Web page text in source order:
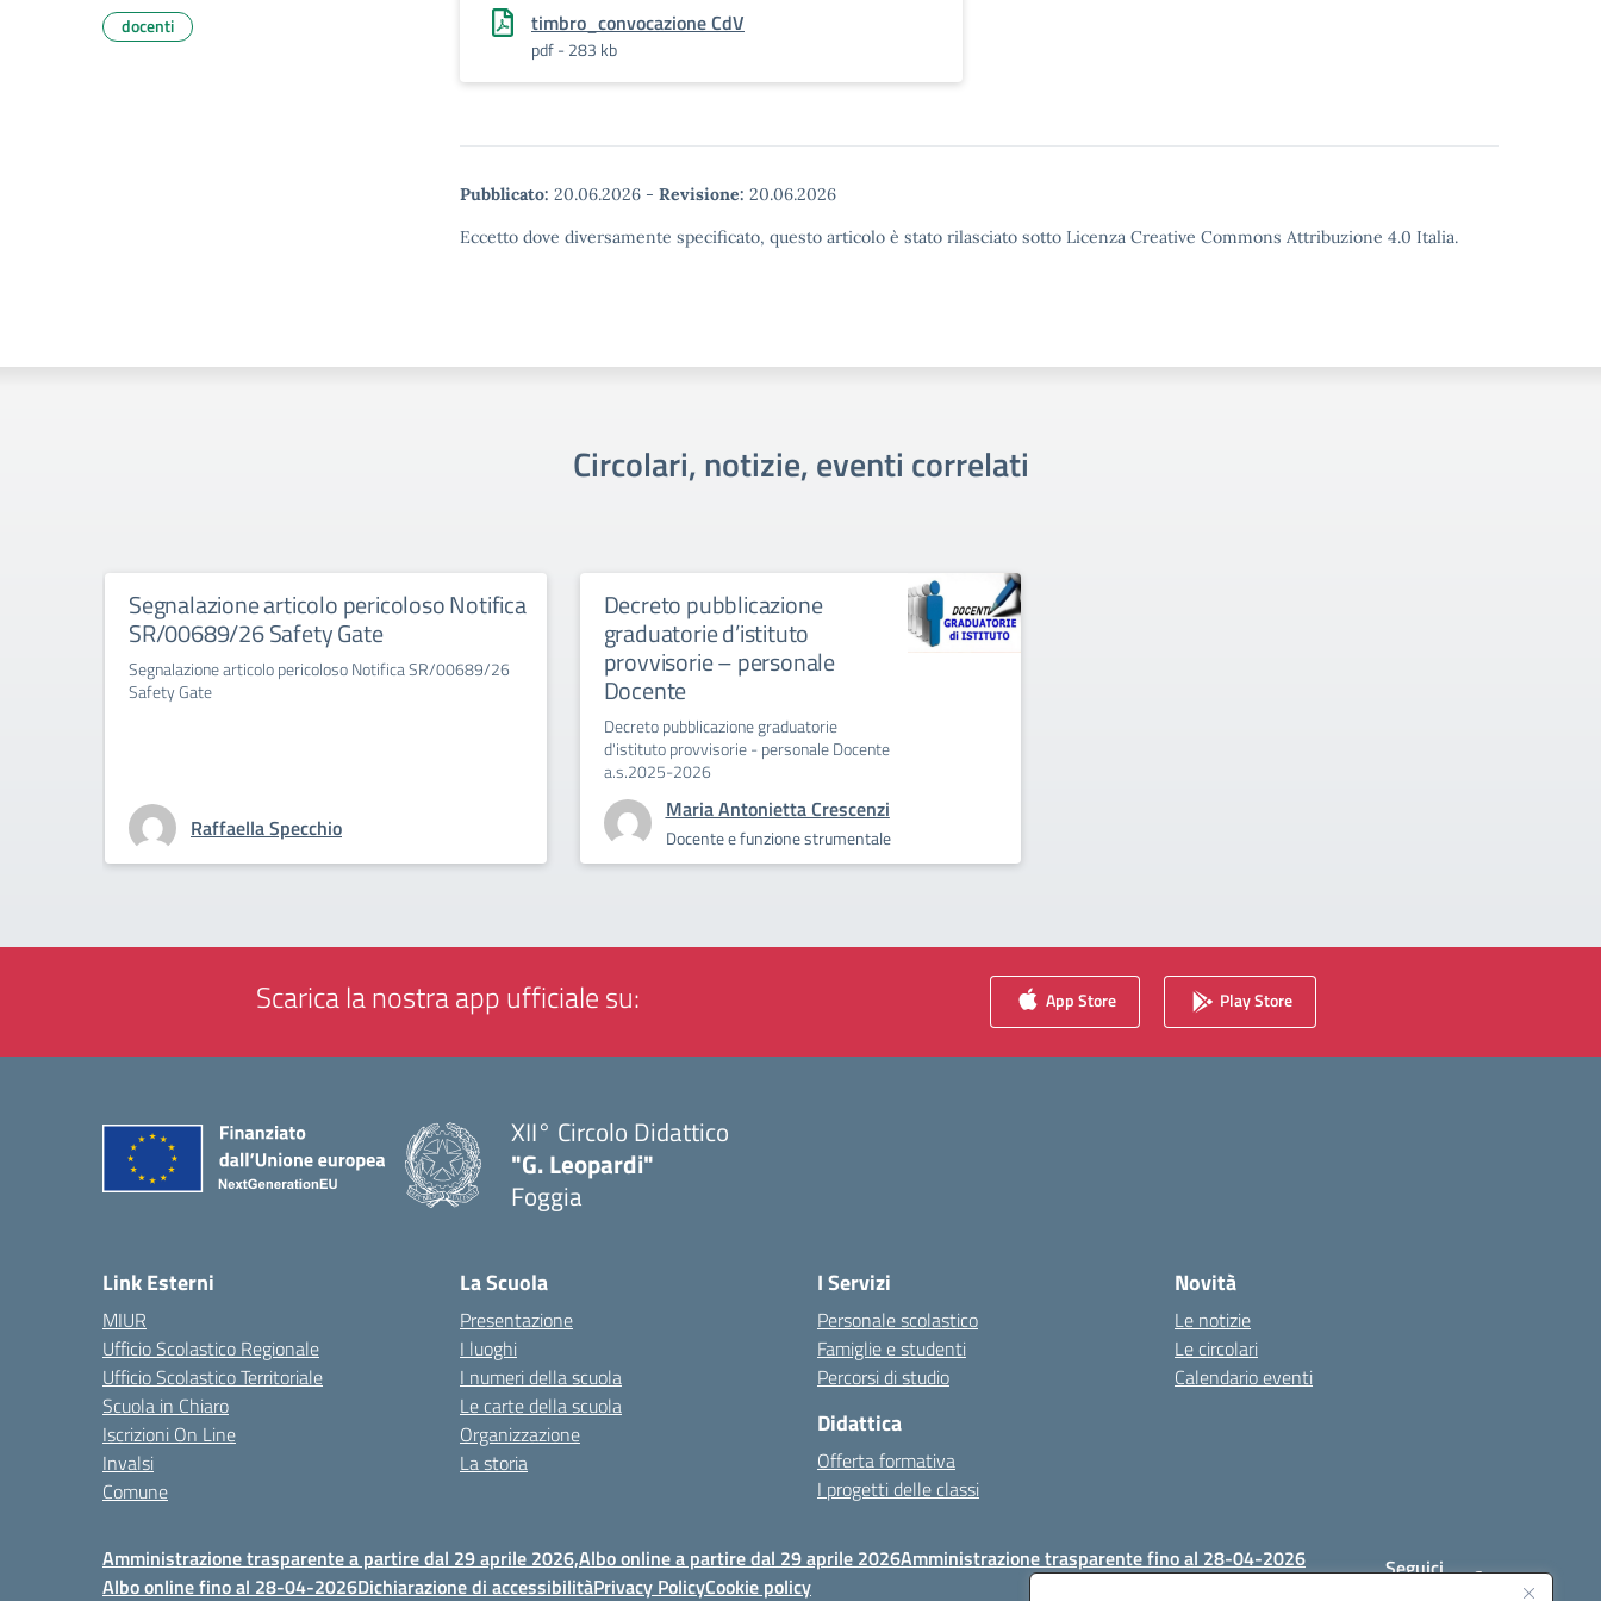
timbro_convocazione CdV
pdf - 283 kb
Pubblicato: 20.06.2026 - Revisione: 20.06.2026
Eccetto dove diversamente specificato, questo articolo è stato rilasciato sotto Licenza Creative Commons Attribuzione 4.0 Italia.
docenti
Circolari, notizie, eventi correlati
Segnalazione articolo pericoloso Notifica
SR/00689/26 Safety Gate
Segnalazione articolo pericoloso Notifica SR/00689/26
Safety Gate
Raffaella Specchio
Decreto pubblicazione
graduatorie d’istituto
provvisorie – personale
Docente
Decreto pubblicazione graduatorie
d'istituto provvisorie - personale Docente
a.s.2025-2026
Maria Antonietta Crescenzi
Docente e funzione strumentale
Scarica la nostra app ufficiale su: App Store Play Store
XII° Circolo Didattico
"G. Leopardi"
Foggia
Link Esterni
MIUR
Ufficio Scolastico Regionale
Ufficio Scolastico Territoriale
Scuola in Chiaro
Iscrizioni On Line
Invalsi
Comune
La Scuola
Presentazione
I luoghi
I numeri della scuola
Le carte della scuola
Organizzazione
La storia
I Servizi
Personale scolastico
Famiglie e studenti
Percorsi di studio
Didattica
Offerta formativa
I progetti delle classi
Novità
Le notizie
Le circolari
Calendario eventi
Amministrazione trasparente a partire dal 29 aprile 2026,Albo online a partire dal 29 aprile 2026Amministrazione trasparente fino al 28-04-2026
Albo online fino al 28-04-2026Dichiarazione di accessibilitàPrivacy PolicyCookie policy
Seguici